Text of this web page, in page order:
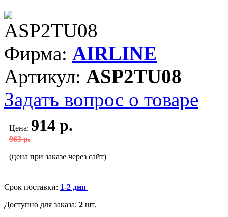
Фирма: AIRLINE
Артикул: ASP2TU08
Задать вопрос о товаре
Цена: 914 р.
963 р.
(цена при заказе через сайт)
Срок поставки: 1-2 дня
Доступно для заказа: 2 шт.